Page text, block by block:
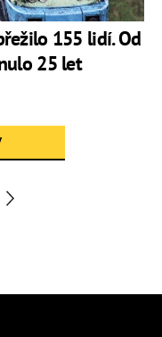
155 lidí. Od
25 let